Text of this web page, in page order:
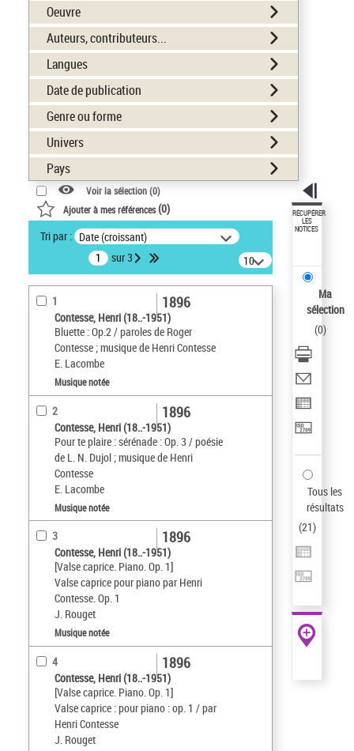
Oeuvre
Auteurs, contributeurs...
Langues
Date de publication
Genre ou forme
Univers
Pays
Voir la sélection (0)
Ajouter à mes références(0)
Tri par : Date (croissant)
sur 3
10
résultats/page
1
Contesse, Henri (18..-1951)
Bluette : Op.2 / paroles de Roger
Contesse ; musique de Henri Contesse
E. Lacombe
1896
Musique notée
2
Contesse, Henri (18..-1951)
Pour te plaire : sérénade : Op. 3 / poésie
de L. N. Dujol ; musique de Henri
Contesse
E. Lacombe
1896
Musique notée
3
Contesse, Henri (18..-1951)
[Valse caprice. Piano. Op. 1]
Valse caprice pour piano par Henri
Contesse. Op. 1
J. Rouget
1896
Musique notée
4
Contesse, Henri (18..-1951)
[Valse caprice. Piano. Op. 1]
Valse caprice : pour piano : op. 1 / par
Henri Contesse
J. Rouget
1896
RÉCUPÉRER
LES
NOTICES
Ma
sélection
(0)
Tous les
résultats
(21)